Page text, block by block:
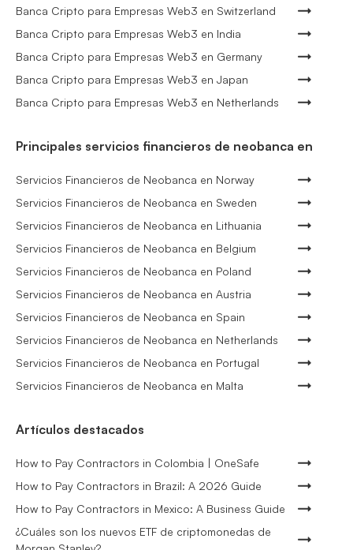
Banca Cripto para Empresas Web3 en Switzerland
Banca Cripto para Empresas Web3 en India
Banca Cripto para Empresas Web3 en Germany
Banca Cripto para Empresas Web3 en Japan
Banca Cripto para Empresas Web3 en Netherlands
Principales servicios financieros de neobanca en
Servicios Financieros de Neobanca en Norway
Servicios Financieros de Neobanca en Sweden
Servicios Financieros de Neobanca en Lithuania
Servicios Financieros de Neobanca en Belgium
Servicios Financieros de Neobanca en Poland
Servicios Financieros de Neobanca en Austria
Servicios Financieros de Neobanca en Spain
Servicios Financieros de Neobanca en Netherlands
Servicios Financieros de Neobanca en Portugal
Servicios Financieros de Neobanca en Malta
Artículos destacados
How to Pay Contractors in Colombia | OneSafe
How to Pay Contractors in Brazil: A 2026 Guide
How to Pay Contractors in Mexico: A Business Guide
¿Cuáles son los nuevos ETF de criptomonedas de